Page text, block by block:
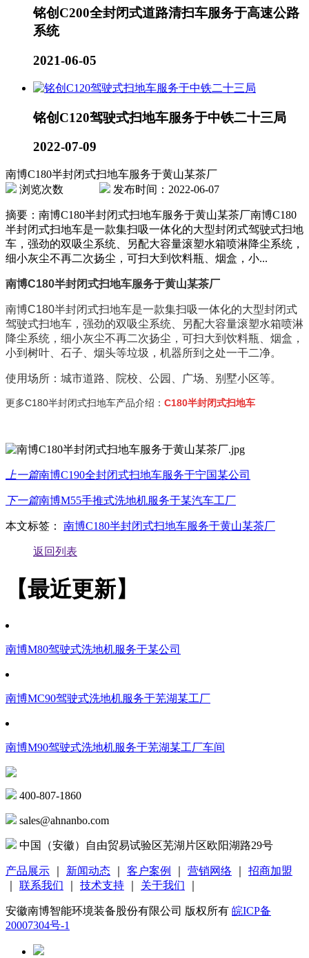
铭创C200全封闭式道路清扫车服务于高速公路
系统
2021-06-05
铭创C120驾驶式扫地车服务于中铁二十三局
2022-07-09
南博C180半封闭式扫地车服务于黄山某茶厂
浏览次数
发布时间：2022-06-07
摘要：南博C180半封闭式扫地车服务于黄山某茶厂南博C180
半封闭式扫地车是一款集扫吸一体化的大型封闭式驾驶式扫地
车，强劲的双吸尘系统、另配大容量滚塑水箱喷淋降尘系统，
细小灰尘不再二次扬尘，可扫大到饮料瓶、烟盒，小...
南博C180半封闭式扫地车服务于黄山某茶厂
南博C180半封闭式扫地车是一款集扫吸一体化的大型封闭式
驾驶式扫地车，强劲的双吸尘系统、另配大容量滚塑水箱喷淋
降尘系统，细小灰尘不再二次扬尘，可扫大到饮料瓶、烟盒，
小到树叶、石子、烟头等垃圾，机器所到之处一干二净。
使用场所：城市道路、院校、公园、广场、别墅小区等。
更多C180半封闭式扫地车产品介绍： C180半封闭式扫地车
上一篇南博C190全封闭式扫地车服务于宁国某公司
下一篇南博M55手推式洗地机服务于某汽车工厂
本文标签： 南博C180半封闭式扫地车服务于黄山某茶厂
返回列表
【最近更新】
南博M80驾驶式洗地机服务于某公司
南博MC90驾驶式洗地机服务于芜湖某工厂
南博M90驾驶式洗地机服务于芜湖某工厂车间
400-807-1860
sales@ahnanbo.com
中国（安徽）自由贸易试验区芜湖片区欧阳湖路29号
产品展示 新闻动态 客户案例 营销网络
招商加盟
联系我们 技术支持 关于我们
安徽南博智能环境装备股份有限公司 版权所有 皖ICP备
20007304号-1